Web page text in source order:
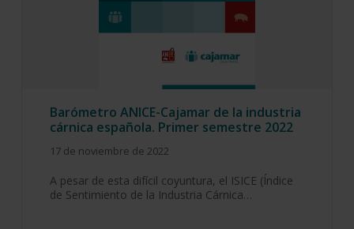
Barómetro ANICE-Cajamar de la industria
cárnica española. Primer semestre 2022
17 de noviembre de 2022
A pesar de esta difícil coyuntura, el ISICE (Índice
de Sentimiento de la Industria Cárnica…